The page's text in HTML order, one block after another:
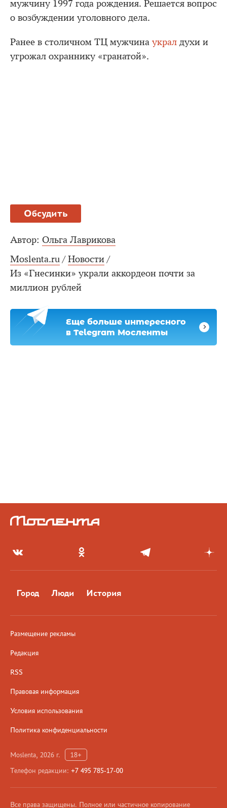
мужчину 1997 года рождения. Решается вопрос
о возбуждении уголовного дела.
Ранее в столичном ТЦ мужчина украл духи и
угрожал охраннику «гранатой».
Обсудить
Автор: Ольга Лаврикова
Moslenta.ru / Новости /
Из «Гнесинки» украли аккордеон почти за
миллион рублей
Еще больше интересного
в Telegram Мосленты
Город Люди История
Размещение рекламы
Редакция
RSS
Правовая информация
Условия использования
Политика конфиденциальности
Moslenta, 2026 г.
18+
Телефон редакции: +7 495 785-17-00
Все права защищены. Полное или частичное копирование